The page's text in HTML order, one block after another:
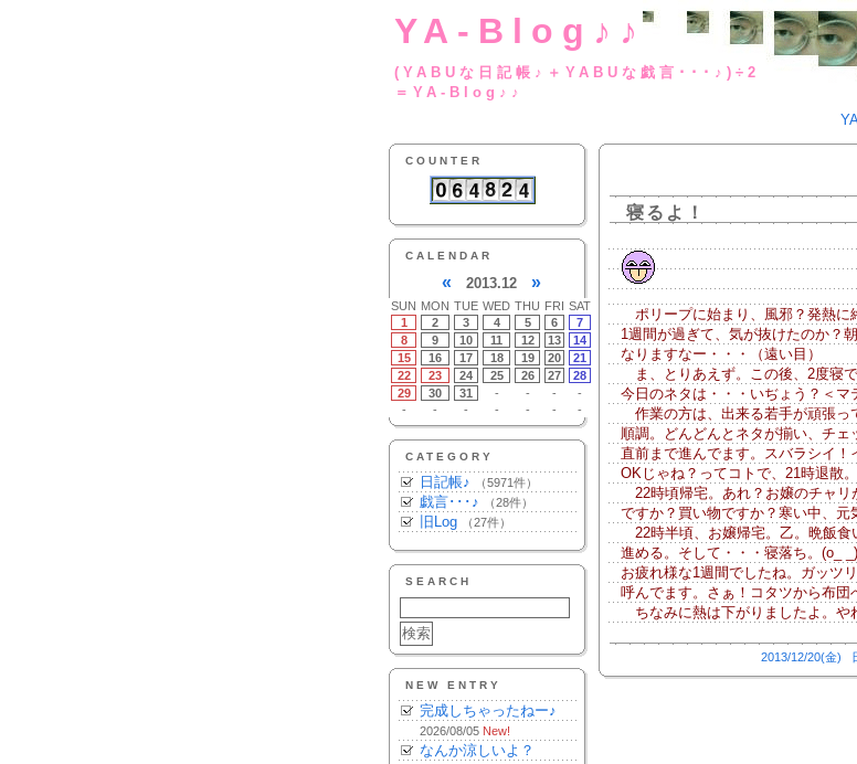
YA-Blog♪♪
(YABUな日記帳♪＋YABU
＝YA-Blog♪♪
COUNTER
CALENDAR
« 2013.12 »
SUN MON TUE WED THU FRI SAT
1
2 3 4 5 6
7
8
9 10 11 12 13
14
15
16 17 18 19 20
21
22
23 24 25 26 27
28
29
30 31 - - -
-
-
- - - - - -
CATEGORY
日記帳♪ （5971件）
戯言･･･♪ （28件）
旧Log （27件）
SEARCH
NEW ENTRY
完成しちゃったねー♪
2026/08/05 New!
なんか涼しいよ？
寝るよ！
ポリープに始まり、風邪？発熱に
1週間が過ぎて、気が抜けたのか？
なりますなー・・・（遠い目）
ま、とりあえず。この後、2度寝
今日のネタは・・・いぢょう？＜マ
作業の方は、出来る若手が頑張っ
順調。どんどんとネタが揃い、チ
直前まで進んでます。スバラシイ
OKじゃね？ってコトで、21時退散。
22時頃帰宅。あれ？お嬢のチャリ
ですか？買い物ですか？寒い中、元
22時半頃、お嬢帰宅。乙。晩飯食
進める。そして・・・寝落ち。(o_
お疲れ様な1週間でしたね。ガッツ
呼んでます。さぁ！コタツから布団
ちなみに熱は下がりましたよ。や
2013/12/20(金)